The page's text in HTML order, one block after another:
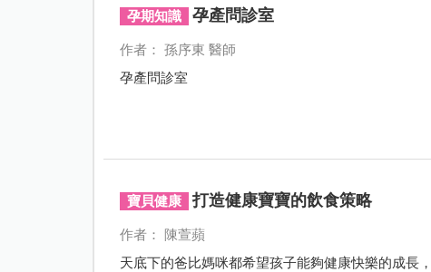
孕期知識 孕產問診室
作者： 孫序東 醫師
孕產問診室
寶貝健康 打造健康寶寶的飲食策略
作者： 陳萱蘋
天底下的爸比媽咪都希望孩子能夠健康快樂的成長